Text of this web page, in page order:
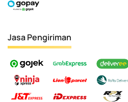
Jasa Pengiriman